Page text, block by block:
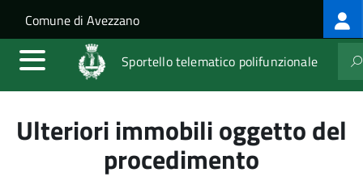
Salta al contenuto principale
Skip to site navigation
Comune di Avezzano
Sportello telematico polifunzionale
Ulteriori immobili oggetto del
procedimento